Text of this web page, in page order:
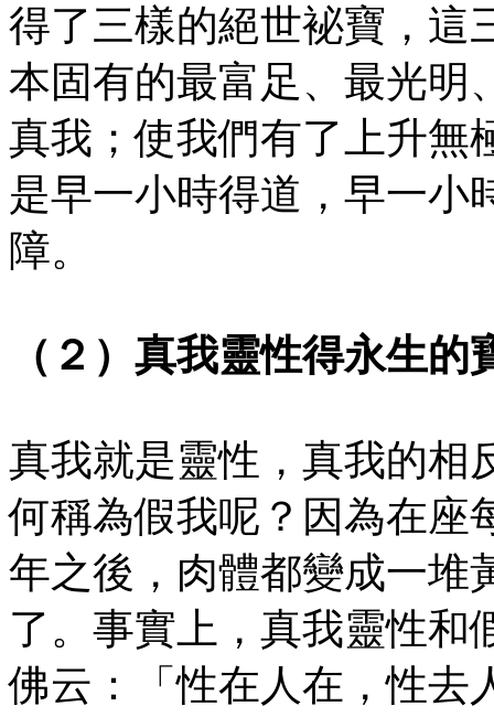
得了三樣的絕世袐寶，這
本固有的最富足、最光明
真我；使我們有了上升無
是早一小時得道，早一小
障。
（２）真我靈性得永生的
真我就是靈性，真我的相
何稱為假我呢？因為在座
年之後，肉體都變成一堆
了。事實上，真我靈性和
佛云：「性在人在，性去